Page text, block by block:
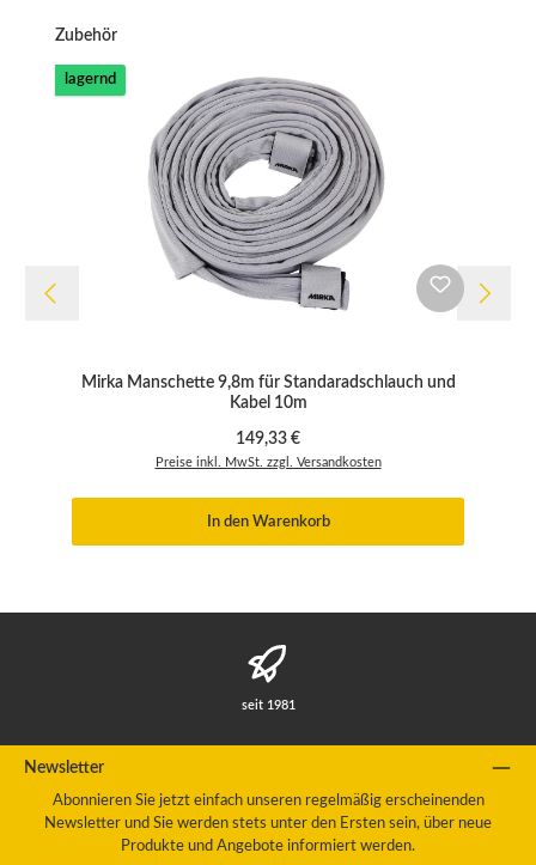
Produktgalerie überspringen
Zubehör
lagernd
Mirka Manschette 9,8m für Standaradschlauch und
Kabel 10m
Regulärer Preis:
149,33 €
Preise inkl. MwSt. zzgl. Versandkosten
In den Warenkorb
seit 1981
Newsletter
Abonnieren Sie jetzt einfach unseren regelmäßig erscheinenden
Newsletter und Sie werden stets unter den Ersten sein, über neue
Produkte und Angebote informiert werden.